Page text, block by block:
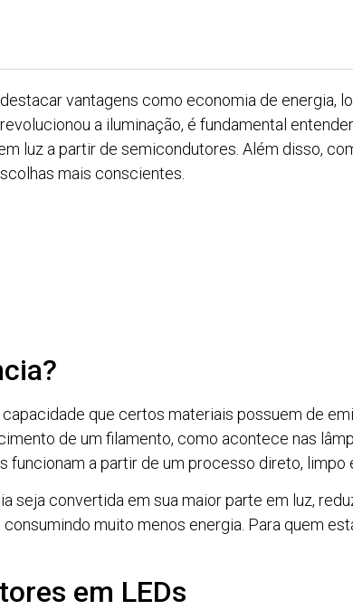
vantagens como economia de energia,
a iluminação, é fundamental
luz a partir de semicondutores. Além disso,
mais conscientes.
que certos materiais possuem de
de um filamento, como acontece nas
funcionam a partir de um processo direto, limpo
seja convertida em sua maior parte em luz,
muito menos energia. Para quem
em LEDs